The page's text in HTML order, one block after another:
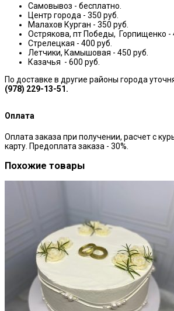
Самовывоз - бесплатно.
Центр города - 350 руб.
Малахов Курган - 350 руб.
Острякова, пт Победы, Горпищенко -
Стрелецкая - 400 руб.
Летчики, Камышовая - 450 руб.
Казачья - 600 руб.
По доставке в другие районы города
(978) 229-13-51.
Оплата
Оплата заказа при получении, расчет с
карту. Предоплата заказа - 30%.
Похожие товары